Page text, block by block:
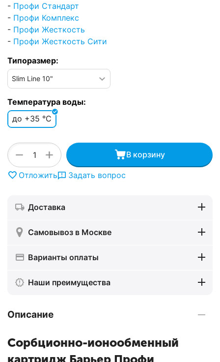
- Профи Стандарт
- Профи Комплекс
- Профи Жесткость
- Профи Жесткость Сити
Типоразмер:
Температура воды:
до +35 °C
+
− В корзину
Отложить Задать вопрос
Доставка
Самовывоз в Москве
Варианты оплаты
Наши преимущества
Описание
Сорбционно-ионообменный
картридж Барьер Профи